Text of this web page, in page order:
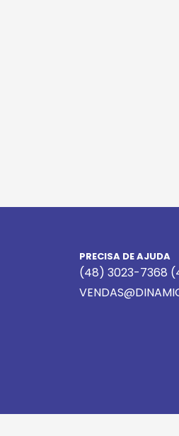
PRECISA DE AJUDA
(48) 3023-7368